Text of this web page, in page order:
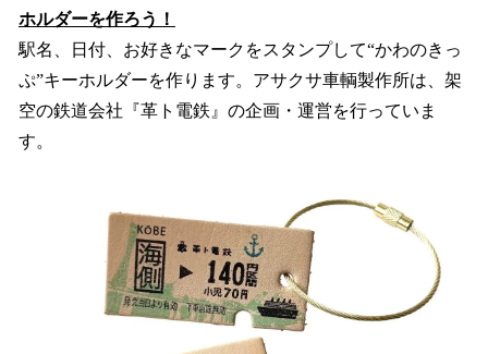
ホルダーを作ろう！
駅名、日付、お好きなマークをスタンプして“かわのきっ
ぷ”キーホルダーを作ります。アサクサ車輌製作所は、架
空の鉄道会社『革ト電鉄』の企画・運営を行っていま
す。